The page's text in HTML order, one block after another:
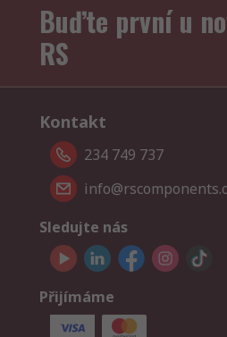
Buďte první u
RS
Kontakt
234 749 737
Sledujte nás
Přijímáme